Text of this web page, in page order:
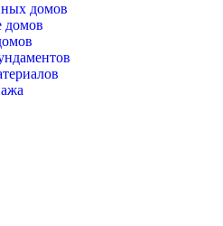
домов
домов